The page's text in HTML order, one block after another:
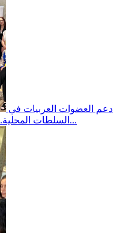
السلطات المحلية. إيمانًا بقدرة وأهمية النساء على التأثير...